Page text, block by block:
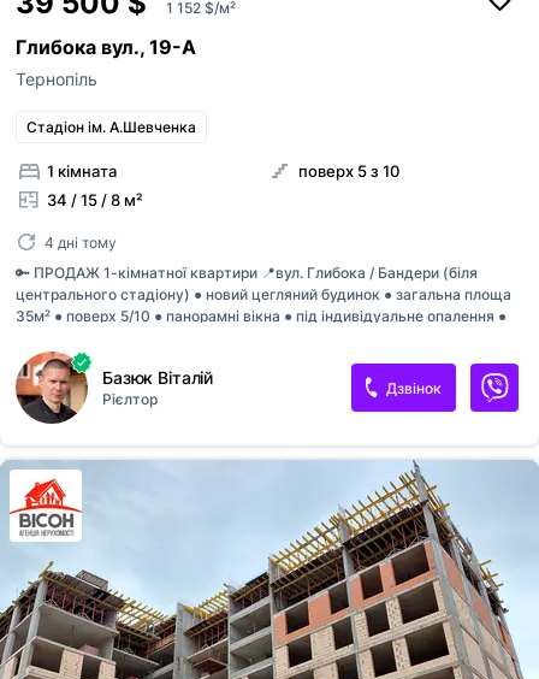
1 152 $/м²
Глибока вул., 19-А
Тернопіль
Стадіон ім. А.Шевченка
1 кімната
34 / 15 / 8 м²
поверх 5 з 10
4 дні тому
🔑 ПРОДАЖ 1-кімнатної квартири 📍вул. Глибока / Бандери (біля
центрального стадіону) ● новий цегляний будинок ● загальна площа
35м² ● поверх 5/10 ● панорамні вікна ● під індивідуальне опалення ●
[телефон приховано]
Базюк Віталій
Рієлтор
Дзвінок